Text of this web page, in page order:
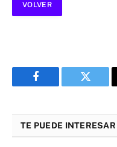
VOLVER
Facebook Twitter
TE PUEDE INTERESAR